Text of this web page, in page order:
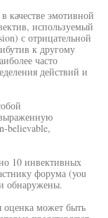
качестве эмотивной
используемый
с отрицательной
к другому
часто
действий и
believable,
10 инвективных
форума (you
обнаружены.
оценка может быть